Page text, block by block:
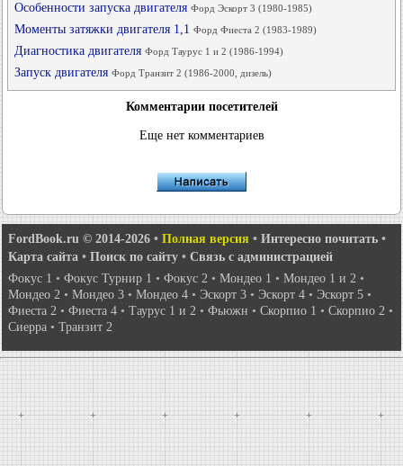
Особенности запуска двигателя Форд Эскорт 3 (1980-1985)
Моменты затяжки двигателя 1,1 Форд Фиеста 2 (1983-1989)
Диагностика двигателя Форд Таурус 1 и 2 (1986-1994)
Запуск двигателя Форд Транзит 2 (1986-2000, дизель)
Комментарии посетителей
Еще нет комментариев
FordBook.ru © 2014-2026 • Полная версия • Интересно почитать •
Карта сайта • Поиск по сайту • Связь с администрацией
Фокус 1 • Фокус Турнир 1 • Фокус 2 • Мондео 1 • Мондео 1 и 2 •
Мондео 2 • Мондео 3 • Мондео 4 • Эскорт 3 • Эскорт 4 • Эскорт 5 •
Фиеста 2 • Фиеста 4 • Таурус 1 и 2 • Фьюжн • Скорпио 1 • Скорпио 2 •
Сиерра • Транзит 2